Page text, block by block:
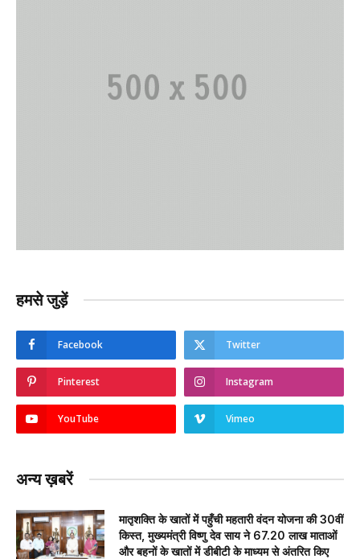
हमसे जुड़ें
Facebook Twitter
Pinterest Instagram
YouTube Vimeo
अन्य ख़बरें
मातृशक्ति के खातों में पहुँची महतारी वंदन योजना की 30वीं
किस्त, मुख्यमंत्री विष्णु देव साय ने 67.20 लाख माताओं
और बहनों के खातों में डीबीटी के माध्यम से अंतरित किए